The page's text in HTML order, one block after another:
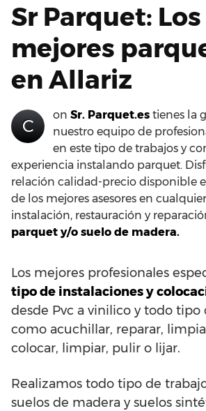
Sr Parquet: Los
mejores
en Allariz
C
on Sr. Parquet.es tienes la
nuestro equipo de
en este tipo de trabajos y
experiencia instalando parquet.
relación calidad-precio disponible
de los mejores asesores en
instalación, restauración y
parquet y/o suelo de madera.
Los mejores profesionales
tipo de instalaciones y
desde Pvc a vinilico y todo tipo
como acuchillar, reparar,
colocar, limpiar, pulir o lijar.
Realizamos todo tipo de
suelos de madera y suelos